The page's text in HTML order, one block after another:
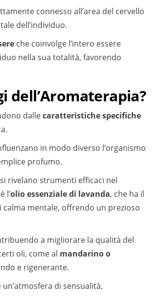
connesso all’area del cervello
dell’individuo.
che coinvolge l’intero essere
nella sua totalità, favorendo
dell’Aromaterapia?
dallecaratteristiche specifiche
in modo diverso l’organismo
profumo.
si rivelano strumenti efficaci nel
l’olio essenziale di lavanda, che ha il
mentale, offrendo un prezioso
a migliorare la qualità del
oli, come al mandarino o
e rigenerante.
di sensualità,